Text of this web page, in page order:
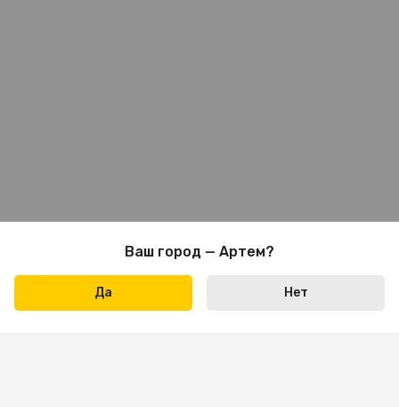
Ваш город — Артем?
Да Нет